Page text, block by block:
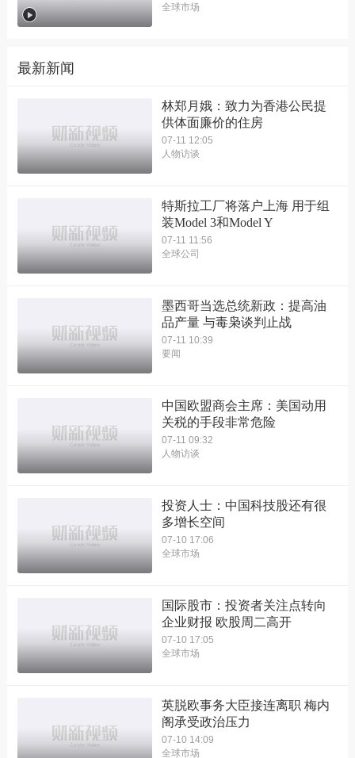
全球市场
最新新闻
林郑月娥：致力为香港公民提
供体面廉价的住房
07-11 12:05
人物访谈
特斯拉工厂将落户上海 用于组
装Model 3和Model Y
07-11 11:56
全球公司
墨西哥当选总统新政：提高油
品产量 与毒枭谈判止战
07-11 10:39
要闻
中国欧盟商会主席：美国动用
关税的手段非常危险
07-11 09:32
人物访谈
投资人士：中国科技股还有很
多增长空间
07-10 17:06
全球市场
国际股市：投资者关注点转向
企业财报 欧股周二高开
07-10 17:05
全球市场
英脱欧事务大臣接连离职 梅内
阁承受政治压力
07-10 14:09
全球市场